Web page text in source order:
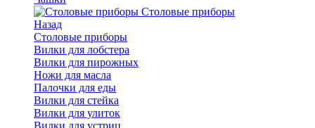
Cтоловые приборы
Назад
Cтоловые приборы
Вилки для лобстера
Вилки для пирожных
Ножи для масла
Палочки для еды
Вилки для стейка
Вилки для улиток
Вилки для устриц